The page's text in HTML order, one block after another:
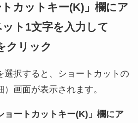
トカットキー(K)」欄にア
ト1文字を入力して
クリック
選択すると、ショートカットの
画面が表示されます。
ョートカットキー(K)」欄にア